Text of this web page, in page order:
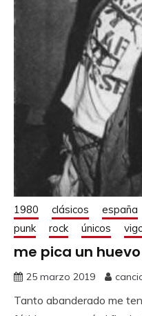
1980 clásicos españa
punk
rock únicos
me pica un
25 marzo 2019
Tanto abanderado me